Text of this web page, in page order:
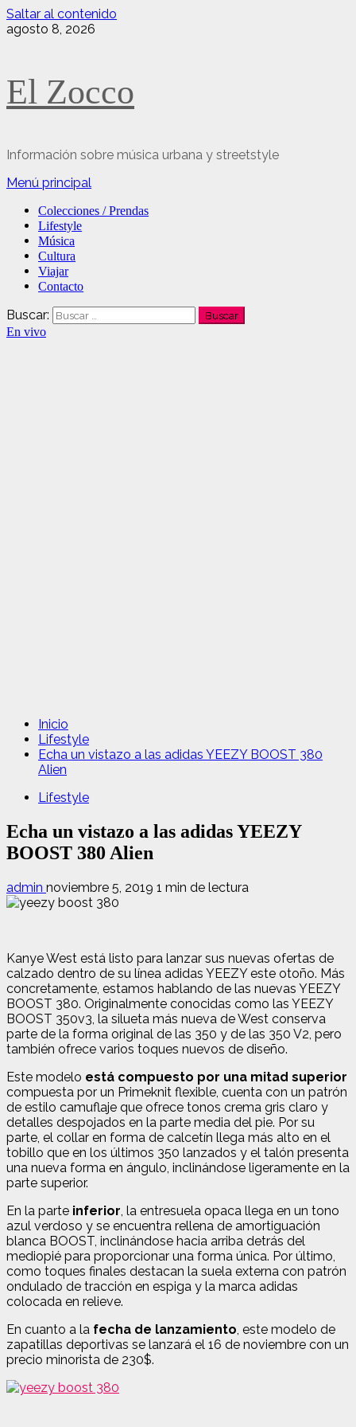
Saltar al contenido
agosto 8, 2026
El Zocco
Información sobre música urbana y streetstyle
Menú principal
Colecciones / Prendas
Lifestyle
Música
Cultura
Viajar
Contacto
Buscar:
En vivo
Inicio
Lifestyle
Echa un vistazo a las adidas YEEZY BOOST 380
Alien
Lifestyle
Echa un vistazo a las adidas YEEZY
BOOST 380 Alien
admin noviembre 5, 2019 1 min de lectura
Kanye West está listo para lanzar sus nuevas ofertas de
calzado dentro de su línea adidas YEEZY este otoño. Más
concretamente, estamos hablando de las nuevas YEEZY
BOOST 380. Originalmente conocidas como las YEEZY
BOOST 350v3, la silueta más nueva de West conserva
parte de la forma original de las 350 y de las 350 V2, pero
también ofrece varios toques nuevos de diseño.
Este modelo está compuesto por una mitad superior
compuesta por un Primeknit flexible, cuenta con un patrón
de estilo camuflaje que ofrece tonos crema gris claro y
detalles despojados en la parte media del pie. Por su
parte, el collar en forma de calcetín llega más alto en el
tobillo que en los últimos 350 lanzados y el talón presenta
una nueva forma en ángulo, inclinándose ligeramente en la
parte superior.
En la parte inferior, la entresuela opaca llega en un tono
azul verdoso y se encuentra rellena de amortiguación
blanca BOOST, inclinándose hacia arriba detrás del
mediopié para proporcionar una forma única. Por último,
como toques finales destacan la suela externa con patrón
ondulado de tracción en espiga y la marca adidas
colocada en relieve.
En cuanto a la fecha de lanzamiento, este modelo de
zapatillas deportivas se lanzará el 16 de noviembre con un
precio minorista de 230$.